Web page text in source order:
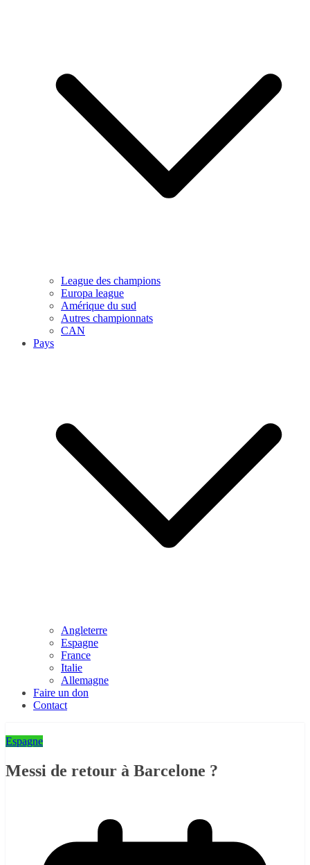
League des champions
Europa league
Amérique du sud
Autres championnats
CAN
Pays
Angleterre
Espagne
France
Italie
Allemagne
Faire un don
Contact
Espagne
Messi de retour à Barcelone ?